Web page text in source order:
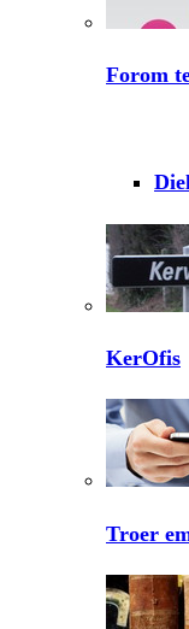
Forom
KerOfis
Troer